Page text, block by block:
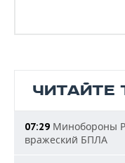
ЧИТАЙТЕ
07:29 Минобороны
вражеский БПЛА